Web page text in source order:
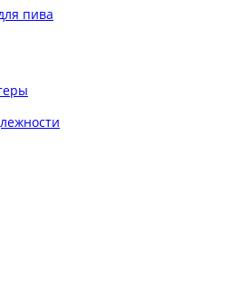
пива